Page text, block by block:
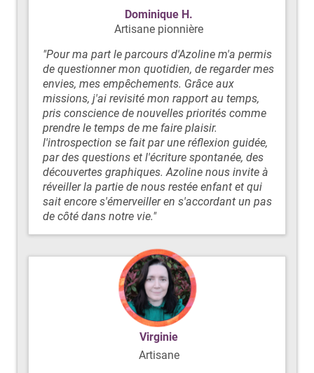
Dominique H.
Artisane pionnière
"Pour ma part le parcours d'Azoline m'a permis
de questionner mon quotidien, de regarder mes
envies, mes empêchements. Grâce aux
missions, j'ai revisité mon rapport au temps,
pris conscience de nouvelles priorités comme
prendre le temps de me faire plaisir.
l'introspection se fait par une réflexion guidée,
par des questions et l'écriture spontanée, des
découvertes graphiques. Azoline nous invite à
réveiller la partie de nous restée enfant et qui
sait encore s'émerveiller en s'accordant un pas
de côté dans notre vie."
Virginie
Artisane